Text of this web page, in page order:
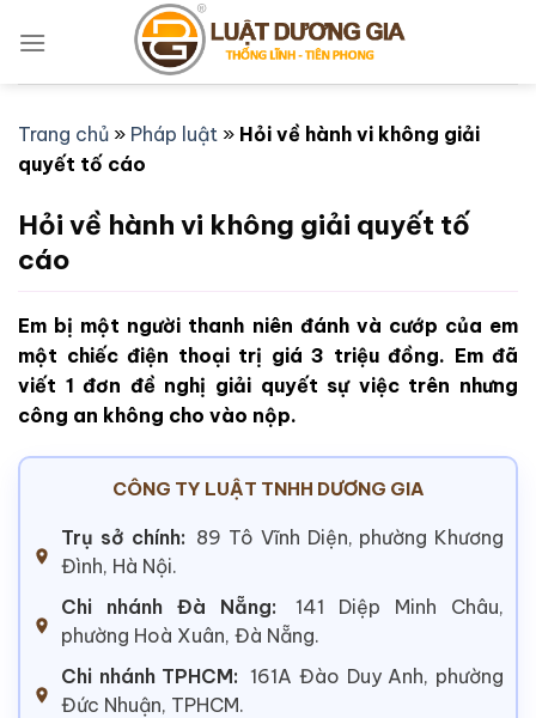
qua
Trang chủ » Pháp luật » Hỏi về hành vi không giải
quyết tố cáo
Hỏi về hành vi không giải quyết tố
cáo
Em bị một người thanh niên đánh và cướp của em
một chiếc điện thoại trị giá 3 triệu đồng. Em đã
viết 1 đơn đề nghị giải quyết sự việc trên nhưng
công an không cho vào nộp.
CÔNG TY LUẬT TNHH DƯƠNG GIA
Trụ sở chính: 89 Tô Vĩnh Diện, phường Khương
Đình, Hà Nội.
Chi nhánh Đà Nẵng:
141 Diệp Minh Châu,
phường Hoà Xuân, Đà Nẵng.
Chi nhánh TPHCM: 161A Đào Duy Anh, phường
Đức Nhuận, TPHCM.